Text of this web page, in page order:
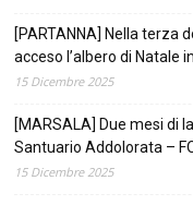
[PARTANNA] Nella terza
acceso l’albero di Natale
15 Dicembre 2025
[MARSALA] Due mesi di
Santuario Addolorata –
15 Dicembre 2025